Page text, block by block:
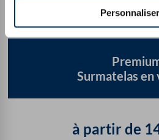
Personnaliser
Surmatelas en
à partir de